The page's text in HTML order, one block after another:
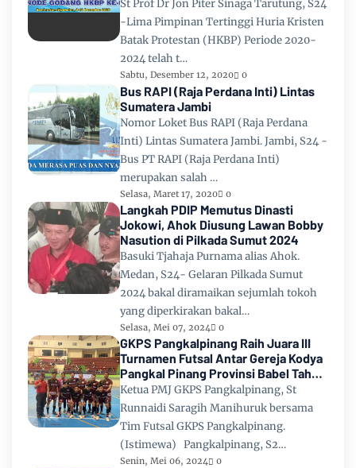
St Prof Dr Jon Piter Sinaga Tarutung, S24
-Lima Pimpinan Tertinggi Huria Kristen
Batak Protestan (HKBP) Periode 2020-
2024 telah t…
Sabtu, Desember 12, 2020 0
Bus RAPI (Raja Perdana Inti) Lintas
Sumatera Jambi
Nomor Loket Bus RAPI (Raja Perdana
Inti) Lintas Sumatera Jambi. Jambi, S24 -
Bus PT RAPI (Raja Perdana Inti)
merupakan salah …
Selasa, Maret 17, 2020 0
Langkah PDIP Memutus Dinasti
Jokowi, Ahok Diusung Lawan Bobby
Nasution di Pilkada Sumut 2024
Basuki Tjahaja Purnama alias Ahok.
Medan, S24- Gelaran Pilkada Sumut
2024 bakal diramaikan sejumlah tokoh
yang diperkirakan bakal…
Selasa, Mei 07, 2024 0
GKPS Pangkalpinang Raih Juara III
Turnamen Futsal Antar Gereja Kodya
Pangkal Pinang Provinsi Babel Tahun
2024
Ketua PMJ GKPS Pangkalpinang, St
Runnaidi Saragih Manihuruk bersama
Tim Futsal GKPS Pangkalpinang.
(Istimewa) Pangkalpinang, S2…
Senin, Mei 06, 2024 0